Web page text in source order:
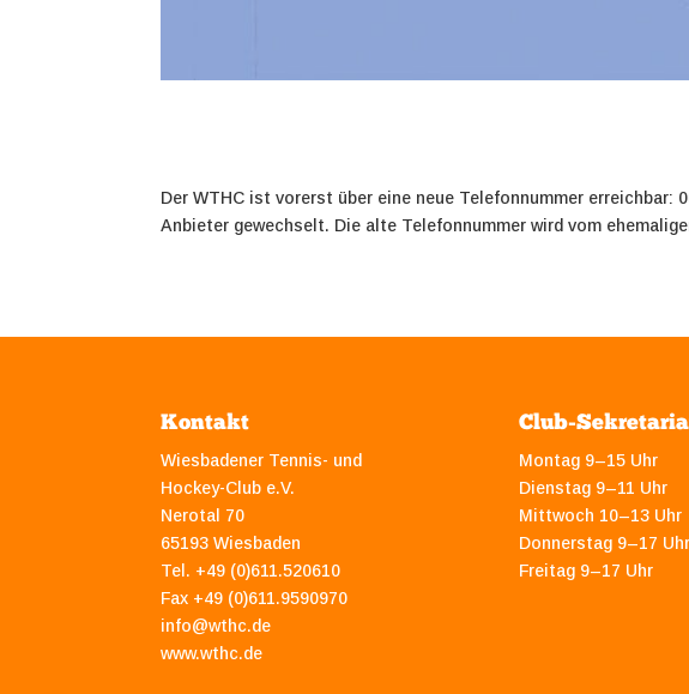
Der WTHC ist vorerst über eine neue Telefonnummer erreichbar:
Anbieter gewechselt. Die alte Telefonnummer wird vom
Kontakt
Wiesbadener Tennis- und
Hockey-Club e.V.
Nerotal 70
65193 Wiesbaden
Tel. +49 (0)611.520610
Fax +49 (0)611.9590970
info@wthc.de
www.wthc.de
Club-
Montag 9–15 Uhr
Dienstag 9–11 Uhr
Mittwoch 10–13 Uhr
Donnerstag 9–17 Uhr
Freitag 9–17 Uhr